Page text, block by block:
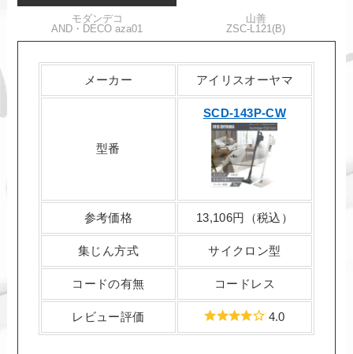
モダンデコ
AND・DECO aza01
山善
ZSC-L121(B)
メーカー アイリスオーヤマ
型番
SCD-143P-CW
参考価格 13,106円（税込）
集じん方式 サイクロン型
コードの有無 コードレス
レビュー評価 4.0